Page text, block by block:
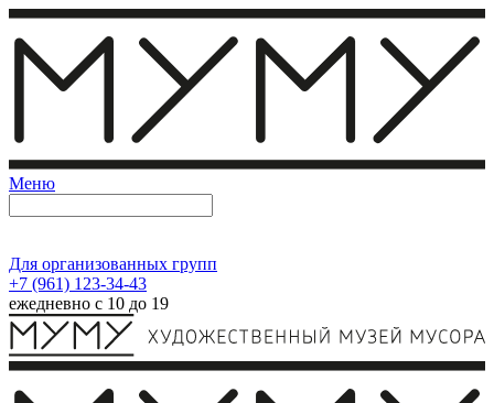
Меню
Для организованных групп
+7 (961) 123-34-43
ежедневно с 10 до 19